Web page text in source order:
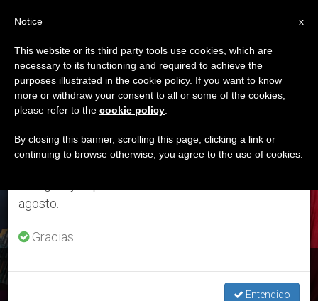
ETIQUETA
Posts Tagged
‘peregrinación Virtual’
ÚLTIMAS NOTICIAS
×
Aviso importante
Del 27 de julio al 7 de agosto haremos la pausa
anual, aprovechando que en el periodo de verano
se generan menos informaciones y también el
agosto.
Gracias.
Entendido
x
Notice
This website or its third party tools use cookies, which are
necessary to its functioning and required to achieve the
purposes illustrated in the cookie policy. If you want to know
more or withdraw your consent to all or some of the cookies,
please refer to the cookie policy
By closing this banner, scrolling this page, clicking a link or
continuing to browse otherwise, you agree to the use of cookies.